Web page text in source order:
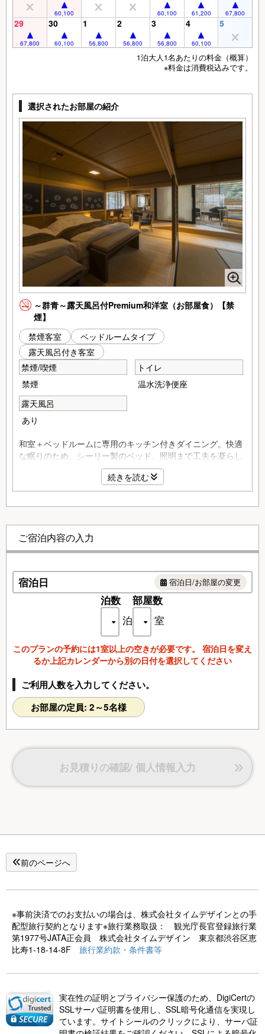
60,100 60,100 61,200 67,800
29
67,800
30
60,100
1
56,800
2
56,800
3
56,800
4
60,100
5
1泊大人1名あたりの料金（概算）
※料金は消費税込みです。
選択されたお部屋の紹介
～群青～露天風呂付Premium和洋室（お部屋食）【禁
煙】
禁煙客室
ベッドルームタイプ
露天風呂付き客室
禁煙/喫煙
禁煙
トイレ
温水洗浄便座
露天風呂
あり
和室＋ベッドルームに専用のキッチン付きダイニング。快適
な眠りのため、シーリー製のベッド、照明まで工夫を凝らし
室内はコーナールームで目の前に山代の温泉街と薬王院、服
部神社など四季折々の風情と温泉街の情緒をお愉しみ頂けま
24時間お好きな時にご利用いただけるようご用意いたしまし
た。
※お食事付きプランの場合、朝夕のお食事は、お部屋食にて
ご用意させていただきます。
●客室設備
テレビ、衛星放送（無料）、DVDデッキ(貸出)、電話（内線
のみ）、インターネット接続（無料Wi-Fi)、お茶セット、冷
蔵庫、ドライヤー、電気スタンド、個別空調、洗浄機付トイ
レ/石鹸(液体)、ボディソープ、シャンプー、コンディショナ
ー、洗顔ソープ、歯磨きセット、カミソリ、シャワーキャッ
プ、くし、ブラシ、タオル、バスタオル、浴衣
続きを読む
ご宿泊内容の入力
宿泊日 宿泊日/お部屋の変更
泊数
泊
部屋数
室
このプランの予約には1室以上の空きが必要です。 宿泊日を変え
るか上記カレンダーから別の日付を選択してください
ご利用人数を入力してください。
お部屋の定員: 2～5名様
お見積りの確認/ 個人情報入力
前のページへ
※事前決済でのお支払いの場合は、株式会社タイムデザインとの手
配型旅行契約となります※旅行業務取扱： 観光庁長官登録旅行業
第1977号JATA正会員 株式会社タイムデザイン 東京都渋谷区恵
比寿1-18-14-8F 旅行業約款・条件書等
実在性の証明とプライバシー保護のため、DigiCertの
SSLサーバ証明書を使用し、SSL暗号化通信を実現し
ています。サイトシールのクリックにより、サーバ証